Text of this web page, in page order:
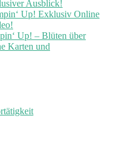
Ausblick!
Up! Exklusiv Online
Up! – Blüten über
Karten und